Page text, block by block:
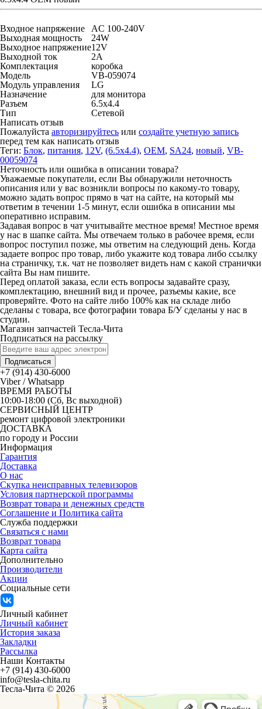
Входное напряжение
AC 100-240V
Выходная мощность
24W
Выходное напряжение12V
Выходной ток
2A
Комплектация
коробка
Модель
VB-059074
Модуль управления
LG
Назначение
для монитора
Разъем
6.5x4.4
Тип
Сетевой
Написать отзыв
Пожалуйста авторизируйтесь или создайте учетную запись
перед тем как написать отзыв
Теги: Блок, питания, 12V, (6.5x4.4), OEM, SA24, новый, VB-
00059074
Неточность или ошибка в описании товара?
Уважаемые покупатели, если Вы обнаружили неточность
описания или у вас возникли вопросы по какому-то товару,
можно задать вопрос прямо в чат на сайте, на который мы
ответим в течении 1-5 минут, если ошибка в описании мы
оперативно исправим.
Задавая вопрос в чат учитывайте местное время! Местное время
у нас в шапке сайта. Мы отвечаем только в рабочее время, если
вопрос поступил позже, мы ответим на следующий день. Когда
задаете вопрос про товар, либо укажите код товара либо ссылку
на страничку, т.к. чат не позволяет видеть нам с какой странички
сайта Вы нам пишите.
Перед оплатой заказа, если есть вопросы задавайте сразу,
комплектацию, внешний вид и прочее, разъемы какие, все
проверяйте. Фото на сайте либо 100% как на складе либо
сделаны с товара, все фотографии товара Б/У сделаны у нас в
студии.
Магазин запчастей Тесла-Чита
Подписаться на рассылку
Подписаться
+7 (914) 430-6000
Viber / Whatsapp
ВРЕМЯ РАБОТЫ
10:00-18:00 (Сб, Вс выходной)
СЕРВИСНЫЙ ЦЕНТР
ремонт цифровой электроники
ДОСТАВКА
по городу и России
Информация
Гарантия
Доставка
О нас
Скупка неисправных телевизоров
Условия партнерской программы
Возврат товара и денежных средств
Соглашение и Политика сайта
Служба поддержки
Связаться с нами
Возврат товара
Карта сайта
Дополнительно
Производители
Акции
Социальные сети
Личный кабинет
Личный кабинет
История заказа
Закладки
Рассылка
Наши Контакты
+7 (914) 430-6000
info@tesla-chita.ru
Тесла-Чита © 2026